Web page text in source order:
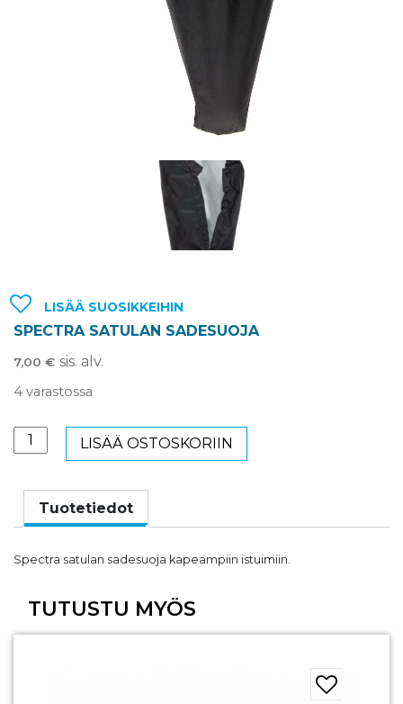
LISÄÄ SUOSIKKEIHIN
SPECTRA SATULAN SADESUOJA
7,00 € sis. alv.
4 varastossa
SPECTRA
SATULAN
määrä
LISÄÄ OSTOSKORIIN
Tuotetiedot
Spectra satulan sadesuoja kapeampiin istuimiin.
TUTUSTU MYÖS